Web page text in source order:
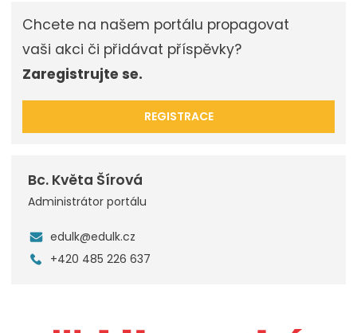
Chcete na našem portálu propagovat
vaši akci či přidávat příspěvky?
Zaregistrujte se.
REGISTRACE
Bc. Květa Šírová
Administrátor portálu
edulk@edulk.cz
+420 485 226 637